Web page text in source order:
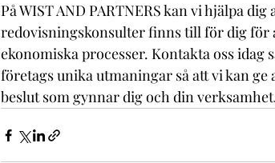
På WIST AND PARTNERS kan vi hjälpa
redovisningskonsulter finns till för dig för
ekonomiska processer. Kontakta oss idag
företags unika utmaningar så att vi kan
beslut som gynnar dig och din